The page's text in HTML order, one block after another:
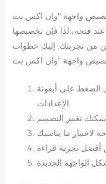
فتحه، لذا فإن تخصيصها
من تجربتك. إليك خطوات
الضغط على أيقونة